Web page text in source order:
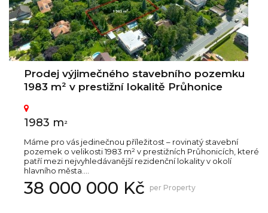
Prodej výjimečného stavebního pozemku
1983 m² v prestižní lokalitě Průhonice
1983 m 2
Máme pro vás jedinečnou příležitost – rovinatý stavební
pozemek o velikosti 1983 m² v prestižních Průhonicích, které
patří mezi nejvyhledávanější rezidenční lokality v okolí
hlavního města....
38 000 000 Kč per Property